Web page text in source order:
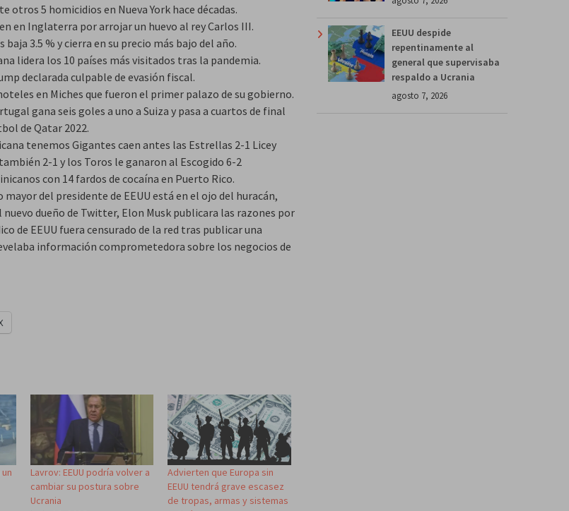
otros 5 homicidios en Nueva York hace décadas.
en Inglaterra por arrojar un huevo al rey Carlos III.
baja 3.5 % y cierra en su precio más bajo del año.
lidera los 10 países más visitados tras la pandemia.
declarada culpable de evasión fiscal.
en Miches que fueron el primer palazo de su gobierno.
gana seis goles a uno a Suiza y pasa a cuartos de final
de Qatar 2022.
tenemos Gigantes caen antes las Estrellas 2-1 Licey
2-1 y los Toros le ganaron al Escogido 6-2
con 14 fardos de cocaína en Puerto Rico.
del presidente de EEUU está en el ojo del huracán,
nuevo dueño de Twitter, Elon Musk publicara las razones por
de EEUU fuera censurado de la red tras publicar una
información comprometedora sobre los negocios de
Lavrov: EEUU podría volver a
cambiar su postura sobre
Ucrania
Advierten que Europa sin
EEUU tendrá grave escasez
de tropas, armas y sistemas
EEUU despide
repentinamente al
general que supervisaba
respaldo a Ucrania
agosto 7, 2026